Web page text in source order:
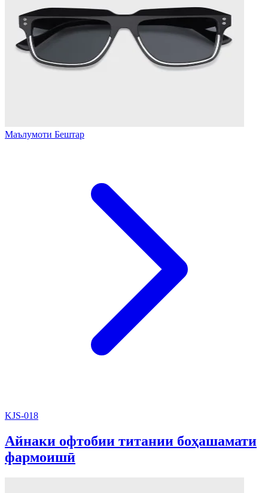
Маълумоти Бештар
KJS-018
Айнаки офтобии титании боҳашамати
фармоишӣ